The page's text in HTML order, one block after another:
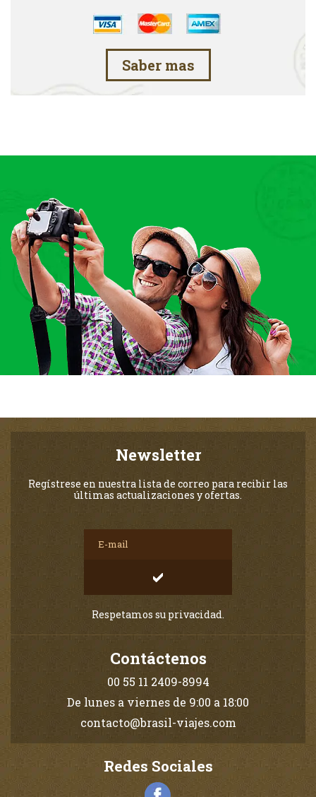
Saber mas
Newsletter
Regístrese en nuestra lista de correo para recibir las
últimas actualizaciones y ofertas.
Respetamos su privacidad.
Contáctenos
00 55 11 2409-8994
De lunes a viernes de 9:00 a 18:00
contacto@brasil-viajes.com
Redes Sociales